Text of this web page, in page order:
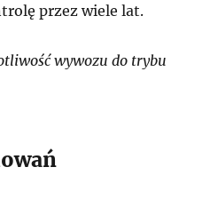
przez wiele lat.
wywozu do trybu